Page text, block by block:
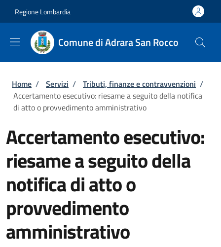
Regione Lombardia
Comune di Adrara San Rocco
Briciole di pane
Home / Servizi / Tributi, finanze e contravvenzioni /
Accertamento esecutivo: riesame a seguito della notifica
di atto o provvedimento amministrativo
Accertamento esecutivo:
riesame a seguito della
notifica di atto o
provvedimento
amministrativo